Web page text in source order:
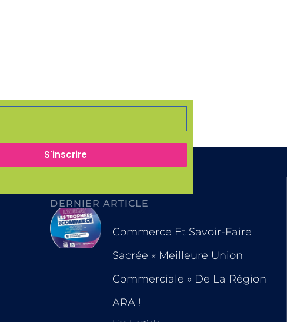
S'inscrire
DERNIER ARTICLE
Commerce Et Savoir-Faire
Sacrée « Meilleure Union
Commerciale » De La Région
ARA !